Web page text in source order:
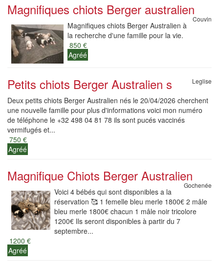
Magnifiques chiots Berger australien
Couvin
Magnifiques chiots Berger Australien à
la recherche d'une famille pour la vie.
850 €
Agréé
Petits chiots Berger Australien s Leglise
Deux petits chiots Berger Australien nés le 20/04/2026 cherchent
une nouvelle famille pour plus d'informations voici mon numéro
de téléphone le +32 498 04 81 78 ils sont pucés vaccinés
vermifugés et...
750 €
Agréé
Magnifique Chiots Berger Australien
Gochenée
Voici 4 bébés qui sont disponibles a la
réservation 🥰 1 femelle bleu merle 1800€ 2 mâle
bleu merle 1800€ chacun 1 mâle noir tricolore
1200€ Ils seront disponibles à partir du 7
septembre...
1200 €
Agréé